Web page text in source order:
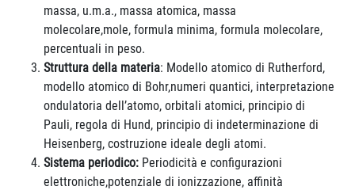
massa, u.m.a., massa atomica, massa
molecolare,mole, formula minima, formula molecolare,
percentuali in peso.
Struttura della materia: Modello atomico di Rutherford,
modello atomico di Bohr,numeri quantici, interpretazione
ondulatoria dell’atomo, orbitali atomici, principio di
Pauli, regola di Hund, principio di indeterminazione di
Heisenberg, costruzione ideale degli atomi.
Sistema periodico: Periodicità e configurazioni
elettroniche,potenziale di ionizzazione, affinità